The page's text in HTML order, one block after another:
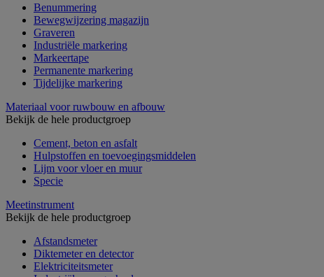
Benummering
Bewegwijzering magazijn
Graveren
Industriële markering
Markeertape
Permanente markering
Tijdelijke markering
Materiaal voor ruwbouw en afbouw
Bekijk de hele productgroep
Cement, beton en asfalt
Hulpstoffen en toevoegingsmiddelen
Lijm voor vloer en muur
Specie
Meetinstrument
Bekijk de hele productgroep
Afstandsmeter
Diktemeter en detector
Elektriciteitsmeter